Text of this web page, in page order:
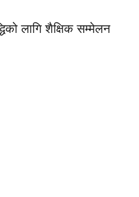
लागि शैक्षिक सम्मेलन